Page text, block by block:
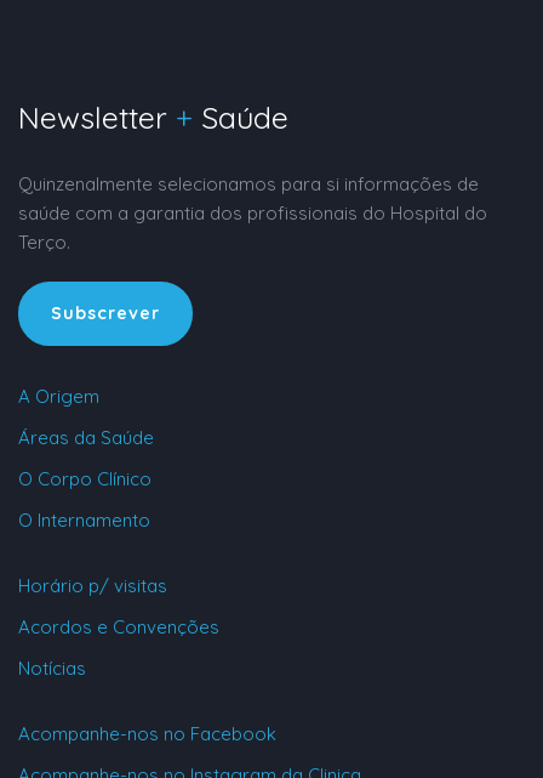
Newsletter + Saúde
Quinzenalmente selecionamos para si informações de
saúde com a garantia dos profissionais do Hospital do
Terço.
Subscrever
A Origem
Áreas da Saúde
O Corpo Clínico
O Internamento
Horário p/ visitas
Acordos e Convenções
Notícias
Acompanhe-nos no Facebook